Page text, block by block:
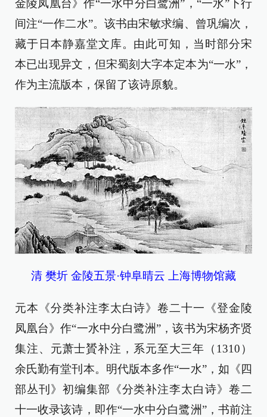
金陵凤凰台》作“一水中分白鹭洲”，“一水”下行
间注“一作二水”。该书由宋敏求编、曾巩编次，
藏于日本静嘉堂文库。由此可知，当时部分宋
本已出现异文，但宋蜀刻大字本定本为“一水”，
作为主流版本，保留了该诗原貌。
清 樊圻 金陵五景·钟阜晴云 上海博物馆藏
元本《分类补注李太白诗》卷二十一《登金陵
凤凰台》作“一水中分白鹭洲”，该书为宋杨齐贤
集注、元萧士贇补注，系元至大三年（1310）
余氏勤有堂刊本。明代版本多作“一水”，如《四
部丛刊》初编集部《分类补注李太白诗》卷二
十一收录该诗，即作“一水中分白鹭洲”，书前注